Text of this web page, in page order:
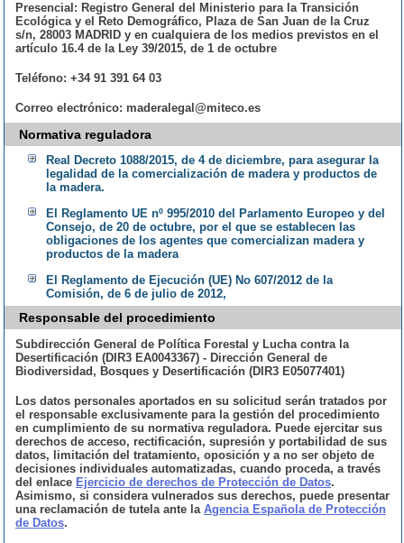
Presencial: Registro General del Ministerio para la Transición
Ecológica y el Reto Demográfico, Plaza de San Juan de la Cruz
s/n, 28003 MADRID y en cualquiera de los medios previstos en el
artículo 16.4 de la Ley 39/2015, de 1 de octubre
Teléfono: +34 91 391 64 03
Correo electrónico: maderalegal@miteco.es
Normativa reguladora
Real Decreto 1088/2015, de 4 de diciembre, para asegurar la
legalidad de la comercialización de madera y productos de
la madera.
El Reglamento UE nº 995/2010 del Parlamento Europeo y del
Consejo, de 20 de octubre, por el que se establecen las
obligaciones de los agentes que comercializan madera y
productos de la madera
El Reglamento de Ejecución (UE) No 607/2012 de la
Comisión, de 6 de julio de 2012,
Responsable del procedimiento
Subdirección General de Política Forestal y Lucha contra la
Desertificación (DIR3 EA0043367) - Dirección General de
Biodiversidad, Bosques y Desertificación (DIR3 E05077401)
Los datos personales aportados en su solicitud serán tratados por
el responsable exclusivamente para la gestión del procedimiento
en cumplimiento de su normativa reguladora. Puede ejercitar sus
derechos de acceso, rectificación, supresión y portabilidad de sus
datos, limitación del tratamiento, oposición y a no ser objeto de
decisiones individuales automatizadas, cuando proceda, a través
del enlace Ejercicio de derechos de Protección de Datos.
Asimismo, si considera vulnerados sus derechos, puede presentar
una reclamación de tutela ante la Agencia Española de Protección
de Datos.